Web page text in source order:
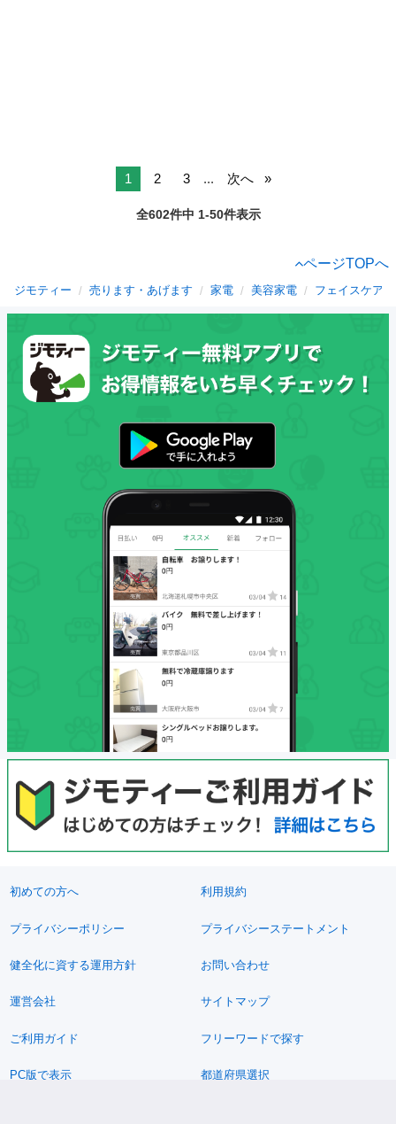
1 2 3 ... 次へ
全602件中 1-50件表示
ページTOPへ
ジモティー 売ります・あげます 家電 美容家電 フェイスケア
初めての方へ 利用規約
プライバシーポリシー プライバシーステートメント
健全化に資する運用方針 お問い合わせ
運営会社 サイトマップ
ご利用ガイド フリーワードで探す
PC版で表示 都道府県選択